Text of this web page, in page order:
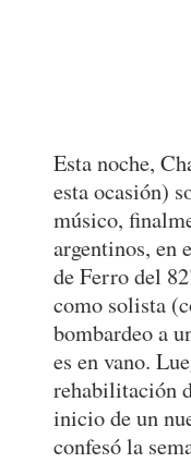
Esta noche,
esta ocasión)
músico,
argentinos, en
de Ferro del
como solista
bombardeo a
es en vano.
rehabilitación
inicio de un
confesó la